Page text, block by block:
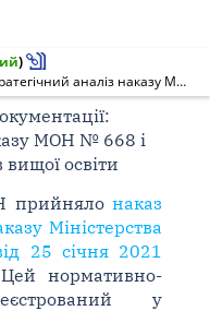
)
Реформа освітньої документації: стратегічний аналіз наказу МОН № 668 і нова логіка дипломів вищої освіти
МОН № 668 і
освіти
прийнялонаказ
Міністерства
25 січня 2021
нормативно-
у